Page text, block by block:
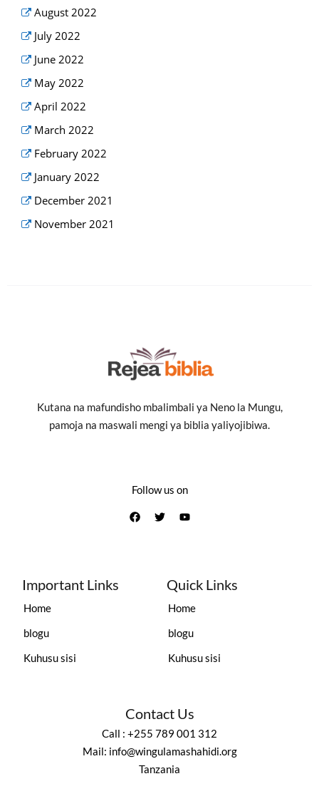
August 2022
July 2022
June 2022
May 2022
April 2022
March 2022
February 2022
January 2022
December 2021
November 2021
Kutana na mafundisho mbalimbali ya Neno la Mungu,
pamoja na maswali mengi ya biblia yaliyojibiwa.
Follow us on
Important Links
Home
blogu
Kuhusu sisi
Quick Links
Home
blogu
Kuhusu sisi
Contact Us
Call : +255 789 001 312
Mail: info@wingulamashahidi.org
Tanzania